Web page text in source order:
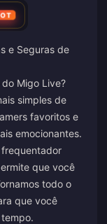
e Seguras de
Migo Live?
simples de
favoritos e
emocionantes.
que você
todo o
que você